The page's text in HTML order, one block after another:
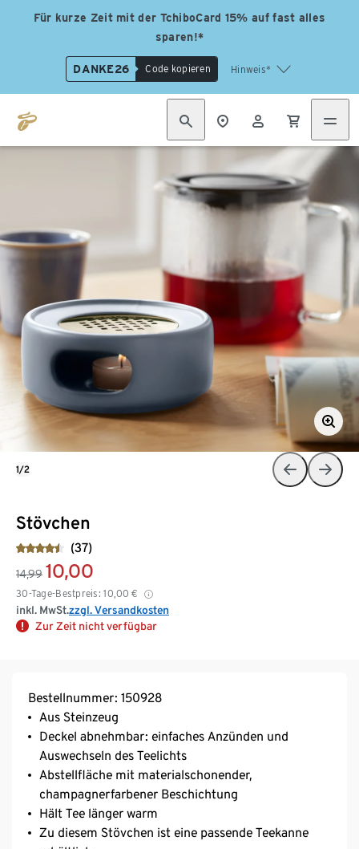
Für kurze Zeit mit der TchiboCard 15% auf fast alles
sparen!*
DANKE26 Code kopieren Hinweis*
Stövchen
(37)
14,99 10,00
30-Tage-Bestpreis: 10,00 €
inkl. MwSt.zzgl. Versandkosten
Zur Zeit nicht verfügbar
1/2
Bestellnummer: 150928
Aus Steinzeug
Deckel abnehmbar: einfaches Anzünden und
Auswechseln des Teelichts
Abstellfläche mit materialschonender,
champagnerfarbener Beschichtung
Hält Tee länger warm
Zu diesem Stövchen ist eine passende Teekanne